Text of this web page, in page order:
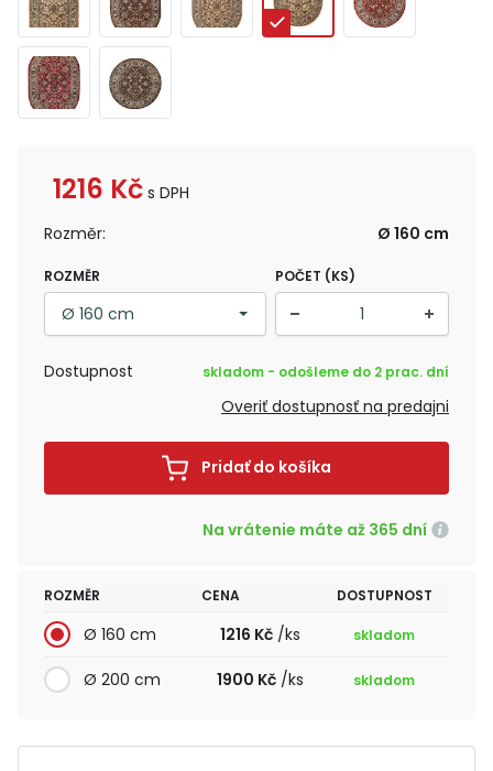
1216 Kč s DPH
Rozměr:
Ø 160 cm
ROZMĚR POČET (KS)
Dostupnost skladom - odošleme do 2 prac. dní
Overiť dostupnosť na predajni
Pridať do košíka
Na vrátenie máte až 365 dní
ROZMĚR CENA DOSTUPNOST
Ø 160 cm 1216 Kč /ks skladom
Ø 200 cm 1900 Kč /ks skladom